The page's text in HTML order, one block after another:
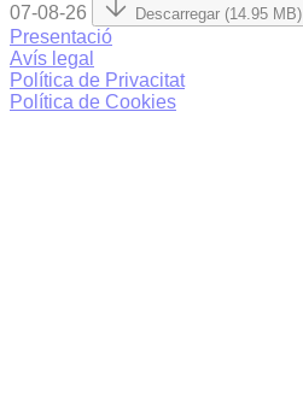
07-08-26 Descarregar (14.95 MB)
Presentació
Avís legal
Política de Privacitat
Política de Cookies